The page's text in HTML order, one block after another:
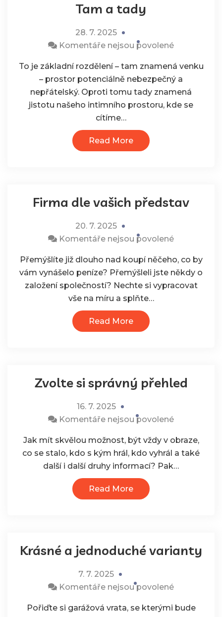
Tam a tady
28. 7. 2025
Komentáře nejsou povolenéu
s
názvem
Tam
a
To je základní rozdělení – tam znamená venku
– prostor potenciálně nebezpečný a
nepřátelský. Oproti tomu tady znamená
jistotu našeho intimního prostoru, kde se
cítíme…
Read More
Firma dle vašich představ
20. 7. 2025
Komentáře nejsou povolenéu
s
názvem
Firma
Přemýšlíte již dlouho nad koupí něčeho, co by
vám vynášelo peníze? Přemýšleli jste někdy o
založení společností? Nechte si vypracovat
vše na míru a splňte…
Read More
Zvolte si správný přehled
16. 7. 2025
Komentáře nejsou povolenéu
s
názvem
Zvolte
Jak mít skvělou možnost, být vždy v obraze,
co se stalo, kdo s kým hrál, kdo vyhrál a také
další i další druhy informací? Pak…
Read More
Krásné a jednoduché varianty
7. 7. 2025
Komentáře nejsou povolenéu
s
Pořiďte si garážová vrata, se kterými bude